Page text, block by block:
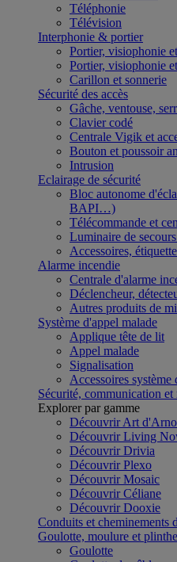
Téléphonie
Télévision
Interphonie & portier
Portier, visiophonie
Portier, visiophonie
Carillon et sonnerie
Sécurité des accès
Gâche, ventouse,
Clavier codé
Centrale Vigik et
Bouton et poussoir
Intrusion
Eclairage de sécurité
Bloc autonome
BAPI…)
Télécommande et
Luminaire de
Accessoires,
Alarme incendie
Centrale d'alarme
Déclencheur,
Autres produits de
Système d'appel malade
Applique tête de lit
Appel malade
Signalisation
Accessoires système
Sécurité, communication et
Explorer par gamme
Découvrir Art
Découvrir Living
Découvrir Drivia
Découvrir Plexo
Découvrir Mosaic
Découvrir Céliane
Découvrir Dooxie
Conduits et cheminements
Goulotte, moulure et
Goulotte